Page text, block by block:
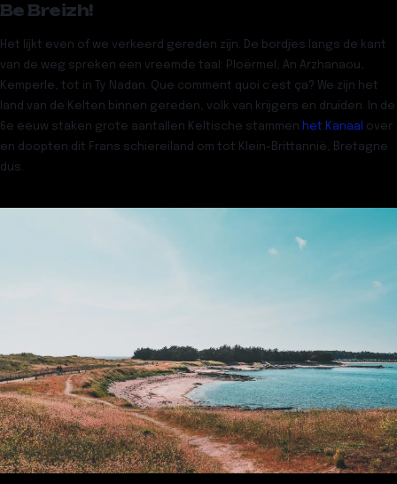
Be Breizh!
Het lijkt even of we verkeerd gereden zijn. De bordjes langs de kant
van de weg spreken een vreemde taal: Ploërmel, An Arzhanaou,
Kemperle, tot in Ty Nadan. Que comment quoi c’est ça? We zijn het
land van de Kelten binnen gereden, volk van krijgers en druïden. In de
6e eeuw staken grote aantallen Keltische stammen het Kanaal
over
en doopten dit Frans schiereiland om tot Klein-Brittannië, Bretagne
dus.